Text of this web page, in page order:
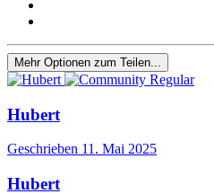
Mehr Optionen zum Teilen...
Hubert
Geschrieben 11. Mai 2025
Hubert